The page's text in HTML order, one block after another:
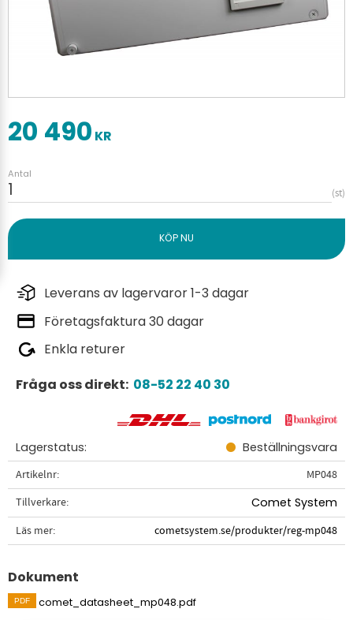
20 490 KR
Antal
st
Leverans av lagervaror 1-3 dagar
Företagsfaktura 30 dagar
Enkla returer
Fråga oss direkt: 08-52 22 40 30
Lagerstatus Beställningsvara
Artikelnr
MP048
Tillverkare
Comet System
Läs mer cometsystem.se/produkter/reg-mp048
Dokument
comet_datasheet_mp048.pdf